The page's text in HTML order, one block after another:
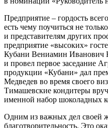
Предприятие – ​гордость
есть чему поучиться не
и представителям других
предприятие «высоких»
Кубани Вениамин Иванович
и провел первое заседание
продукции «Кубани» дал
Медведев во время своего
Тимашевские кондитеры
именной набор шоколадных
Одним из важных дел своей
благотворительность. Это